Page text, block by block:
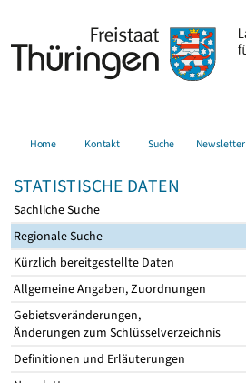
Home Kontakt Suche Newsletter
STATISTISCHE DATEN
Sachliche Suche
Regionale Suche
Kürzlich bereitgestellte Daten
Allgemeine Angaben, Zuordnungen
Gebietsveränderungen,
Änderungen zum Schlüsselverzeichnis
Definitionen und Erläuterungen